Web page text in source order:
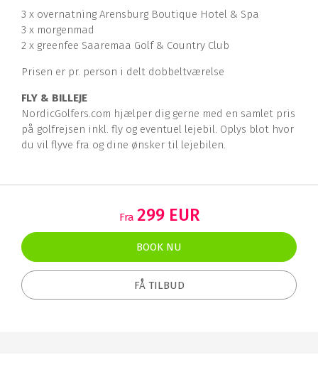
3 x overnatning Arensburg Boutique Hotel & Spa
3 x morgenmad
2 x greenfee Saaremaa Golf & Country Club
Prisen er pr. person i delt dobbeltværelse
FLY & BILLEJE
NordicGolfers.com hjælper dig gerne med en samlet pris
på golfrejsen inkl. fly og eventuel lejebil. Oplys blot hvor
du vil flyve fra og dine ønsker til lejebilen.
Fra 299 EUR
BOOK NU
FÅ TILBUD